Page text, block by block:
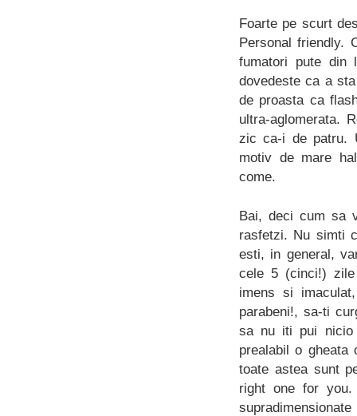
Foarte pe scurt
Personal friendly.
fumatori pute
dovedeste ca a
de proasta ca
ultra-aglomerata.
zic ca-i de patru.
motiv de mare
come.
Bai, deci cum sa
rasfetzi. Nu simti
esti, in general,
cele 5 (cinci!)
imens si
parabeni!, sa-ti
sa nu iti pui nicio
prealabil o
toate astea sunt
right one for